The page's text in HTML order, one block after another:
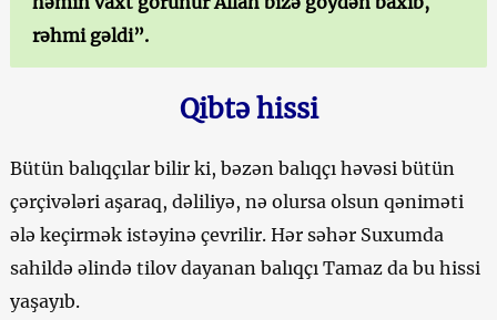
rəhmi gəldi”.
Qibtə hissi
Bütün balıqçılar bilir ki, bəzən balıqçı həvəsi bütün
çərçivələri aşaraq, dəliliyə, nə olursa olsun qəniməti
ələ keçirmək istəyinə çevrilir. Hər səhər Suxumda
sahildə əlində tilov dayanan balıqçı Tamaz da bu hissi
yaşayıb.